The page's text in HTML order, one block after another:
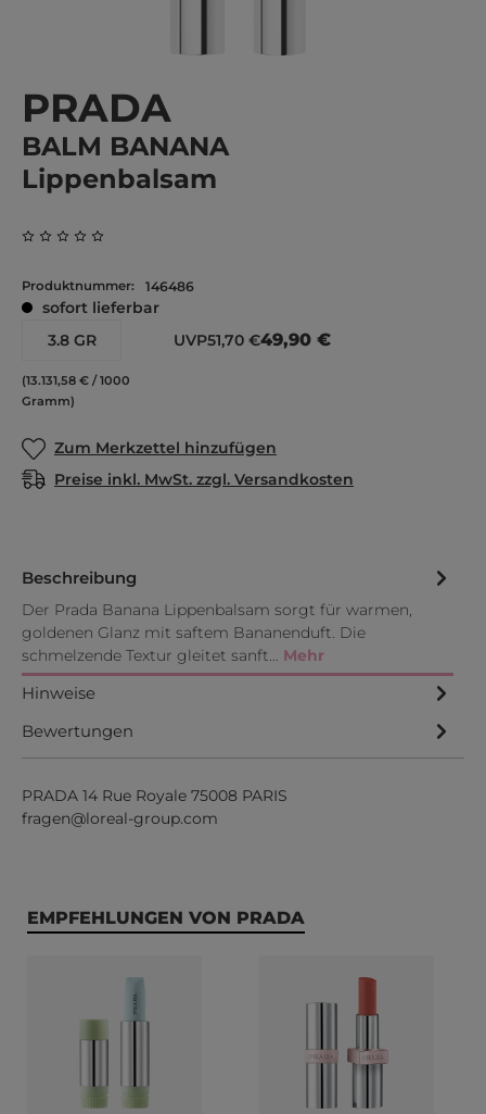
PRADA
BALM BANANA
Lippenbalsam
Produktnummer: 146486
sofort lieferbar
3.8 GR
(13.131,58 € / 1000
Gramm)
UVP51,70 €49,90 €
Zum Merkzettel hinzufügen
Preise inkl. MwSt. zzgl. Versandkosten
Beschreibung
Der Prada Banana Lippenbalsam sorgt für warmen,
goldenen Glanz mit saftem Bananenduft. Die
schmelzende Textur gleitet sanft… Mehr
Hinweise
Bewertungen
PRADA 14 Rue Royale 75008 PARIS
fragen@loreal-group.com
Produktgalerie überspringen
EMPFEHLUNGEN VON PRADA